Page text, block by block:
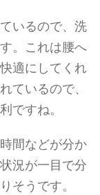
いるので、洗
。これは腰へ
適にしてくれ
ているので、
ですね。
間などが分か
況が一目で分
そうです。